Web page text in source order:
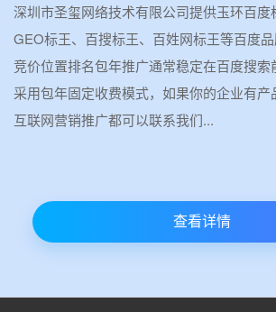
深圳市圣玺网络技术有限公司提供玉环百度
GEO标王、百搜标王、百姓网标王等百度
竞价位置排名包年推广通常稳定在百度搜索
采用包年固定收费模式，如果你的企业有产
互联网营销推广都可以联系我们...
查看详情